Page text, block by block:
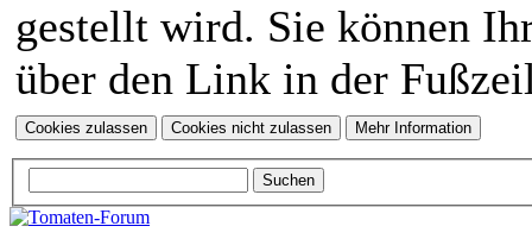
gestellt wird. Sie können
über den Link in der